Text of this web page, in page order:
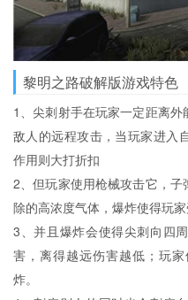
黎明之路破解版游戏特色
1、尖刺射手在玩家一定距离
敌人的远程攻击，当玩家进入
作用则大打折扣
2、但玩家使用枪械攻击它，
除的高浓度气体，爆炸使得玩家
3、并且爆炸会使得尖刺向四
害，离得越远伤害越低；玩
炸。